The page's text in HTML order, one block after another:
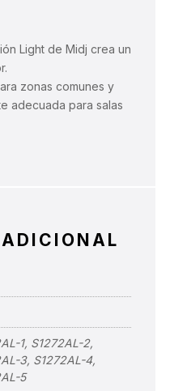
Light de Midj crea un
zonas comunes y
adecuada para salas
1, S1272AL-2,
3, S1272AL-4,
5